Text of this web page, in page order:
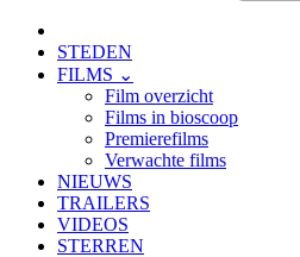
STEDEN
FILMS ⌄
Film overzicht
Films in bioscoop
Premierefilms
Verwachte films
NIEUWS
TRAILERS
VIDEOS
STERREN